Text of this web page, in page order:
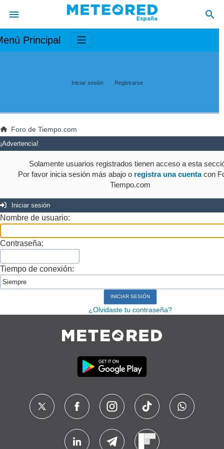
Principal
Iniciar sesión Registrarse
Foro de Tiempo.com
¡Advertencia!
Solamente usuarios registrados tienen acceso a esta
Por favor inicia sesión más abajo o registra una cuentacon
Tiempo.com
Iniciar sesión
Nombre de usuario:
Contraseña:
Tiempo de conexión:
¿Olvidaste tu contraseña?